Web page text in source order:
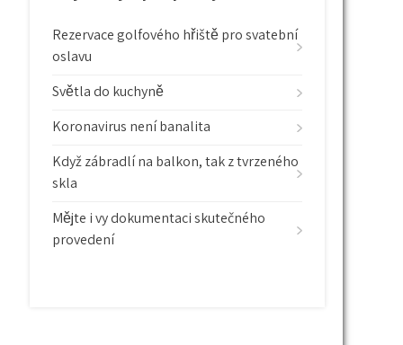
Rezervace golfového hřiště pro svatební
oslavu
Světla do kuchyně
Koronavirus není banalita
Když zábradlí na balkon, tak z tvrzeného
skla
Mějte i vy dokumentaci skutečného
provedení